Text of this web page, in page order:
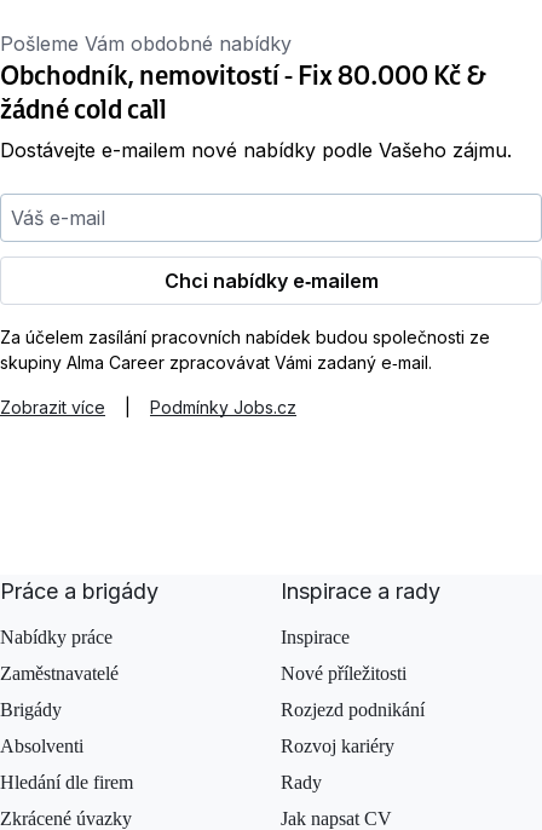
Pošleme Vám obdobné nabídky
Obchodník, nemovitostí - Fix 80.000 Kč &
žádné cold call
Dostávejte e-mailem nové nabídky podle Vašeho zájmu.
Váš e-mail
Chci nabídky e‑mailem
Za účelem zasílání pracovních nabídek budou společnosti ze
skupiny Alma Career zpracovávat Vámi zadaný e‑mail.
Zobrazit více Podmínky Jobs.cz
Práce a brigády
Nabídky práce
Zaměstnavatelé
Brigády
Absolventi
Hledání dle firem
Zkrácené úvazky
Inspirace a rady
Inspirace
Nové příležitosti
Rozjezd podnikání
Rozvoj kariéry
Rady
Jak napsat CV